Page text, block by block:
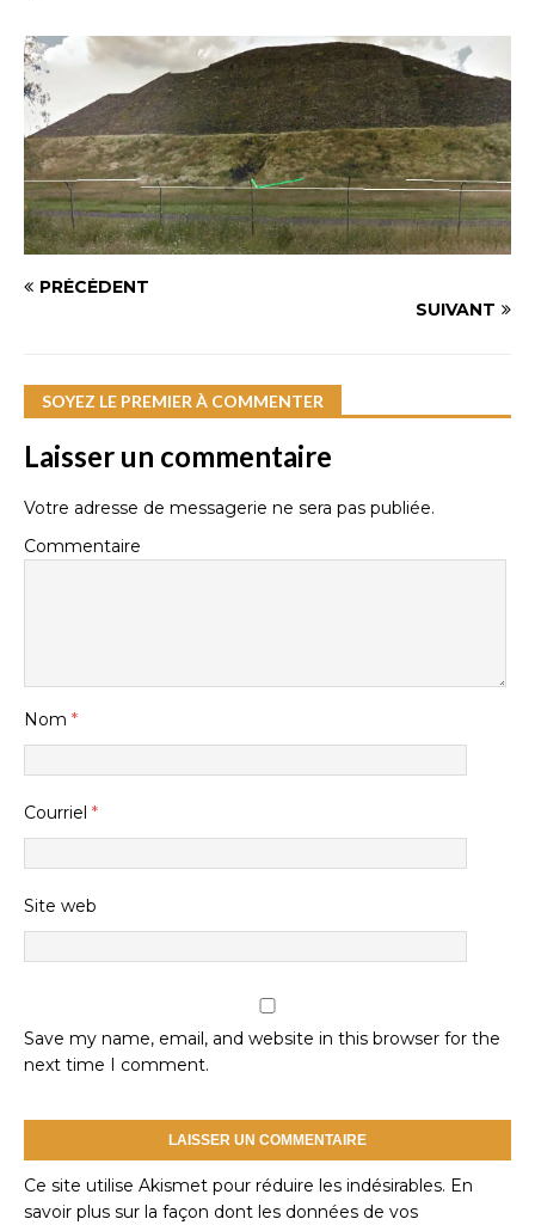
PRÉCÉDENT
SUIVANT
SOYEZ LE PREMIER À COMMENTER
Laisser un commentaire
Votre adresse de messagerie ne sera pas publiée.
Commentaire
Nom *
Courriel *
Site web
Save my name, email, and website in this browser for the
next time I comment.
Ce site utilise Akismet pour réduire les indésirables. En
savoir plus sur la façon dont les données de vos